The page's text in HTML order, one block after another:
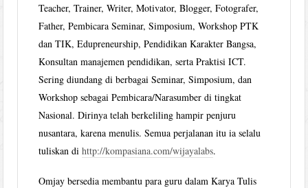
Teacher, Trainer, Writer, Motivator, Blogger, Fotografer,
Father, Pembicara Seminar, Simposium, Workshop PTK
dan TIK, Edupreneurship, Pendidikan Karakter Bangsa,
Konsultan manajemen pendidikan, serta Praktisi ICT.
Sering diundang di berbagai Seminar, Simposium, dan
Workshop sebagai Pembicara/Narasumber di tingkat
Nasional. Dirinya telah berkeliling hampir penjuru
nusantara, karena menulis. Semua perjalanan itu ia selalu
tuliskan dihttp://kompasiana.com/wijayalabs.
Omjay bersedia membantu para guru dalam Karya Tulis